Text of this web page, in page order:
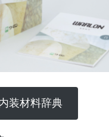
装材料辞典